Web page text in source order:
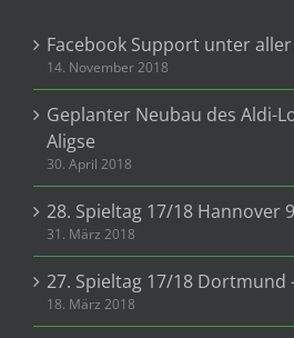
Facebook Support unter aller
14. November 2018
Geplanter Neubau des Aldi-
Aligse
30. April 2018
28. Spieltag 17/18 Hannover
31. März 2018
27. Spieltag 17/18 Dortmund
18. März 2018